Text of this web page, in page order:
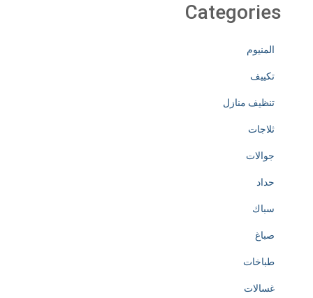
Categories
المنيوم
تكييف
تنظيف منازل
ثلاجات
جوالات
حداد
سباك
صباغ
طباخات
غسالات